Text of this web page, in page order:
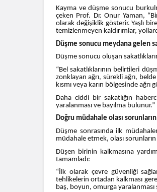
Kayma ve düşme sonucu
çeken Prof. Dr. Onur Yaman,
olarak değişiklik gösterir. Yaşlı
temizlenmeyen kaldırımlar,
Düşme sonucu meydana gelen
Düşme sonucu oluşan
“Bel sakatlıklarının belirtileri
zonklayan ağrı, sürekli ağrı, belde
kısmı veya karın bölgesinde ağrı
Daha ciddi bir sakatlığın
yaralanması ve bayılma bulunur.”
Doğru müdahale olası
Düşme sonrasında ilk
müdahale etmek, olası
Düşen birinin kalkmasına
tamamladı:
“İlk olarak çevre güvenliği
tehlikelerin ortadan kalkması
baş, boyun, omurga yaralanması